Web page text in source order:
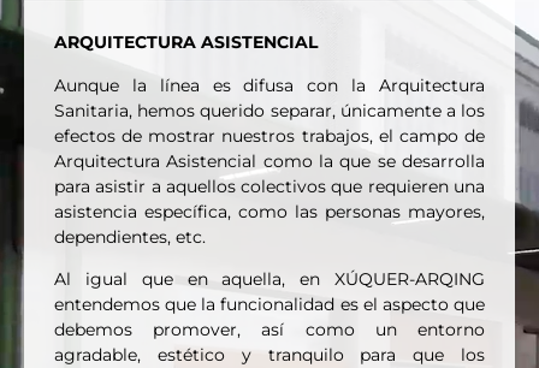
ARQUITECTURA ASISTENCIAL
Aunque la línea es difusa con la Arquitectura
Sanitaria, hemos querido separar, únicamente a los
efectos de mostrar nuestros trabajos, el campo de
Arquitectura Asistencial como la que se desarrolla
para asistir a aquellos colectivos que requieren una
asistencia específica, como las personas mayores,
dependientes, etc.
Al igual que en aquella, en XÚQUER-ARQING
entendemos que la funcionalidad es el aspecto que
debemos promover, así como un entorno
agradable, estético y tranquilo para que los